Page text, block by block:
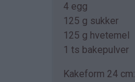
4 egg
125 g sukker
125 g hvetemel
1 ts bakepulver
Kakeform 24 cm: